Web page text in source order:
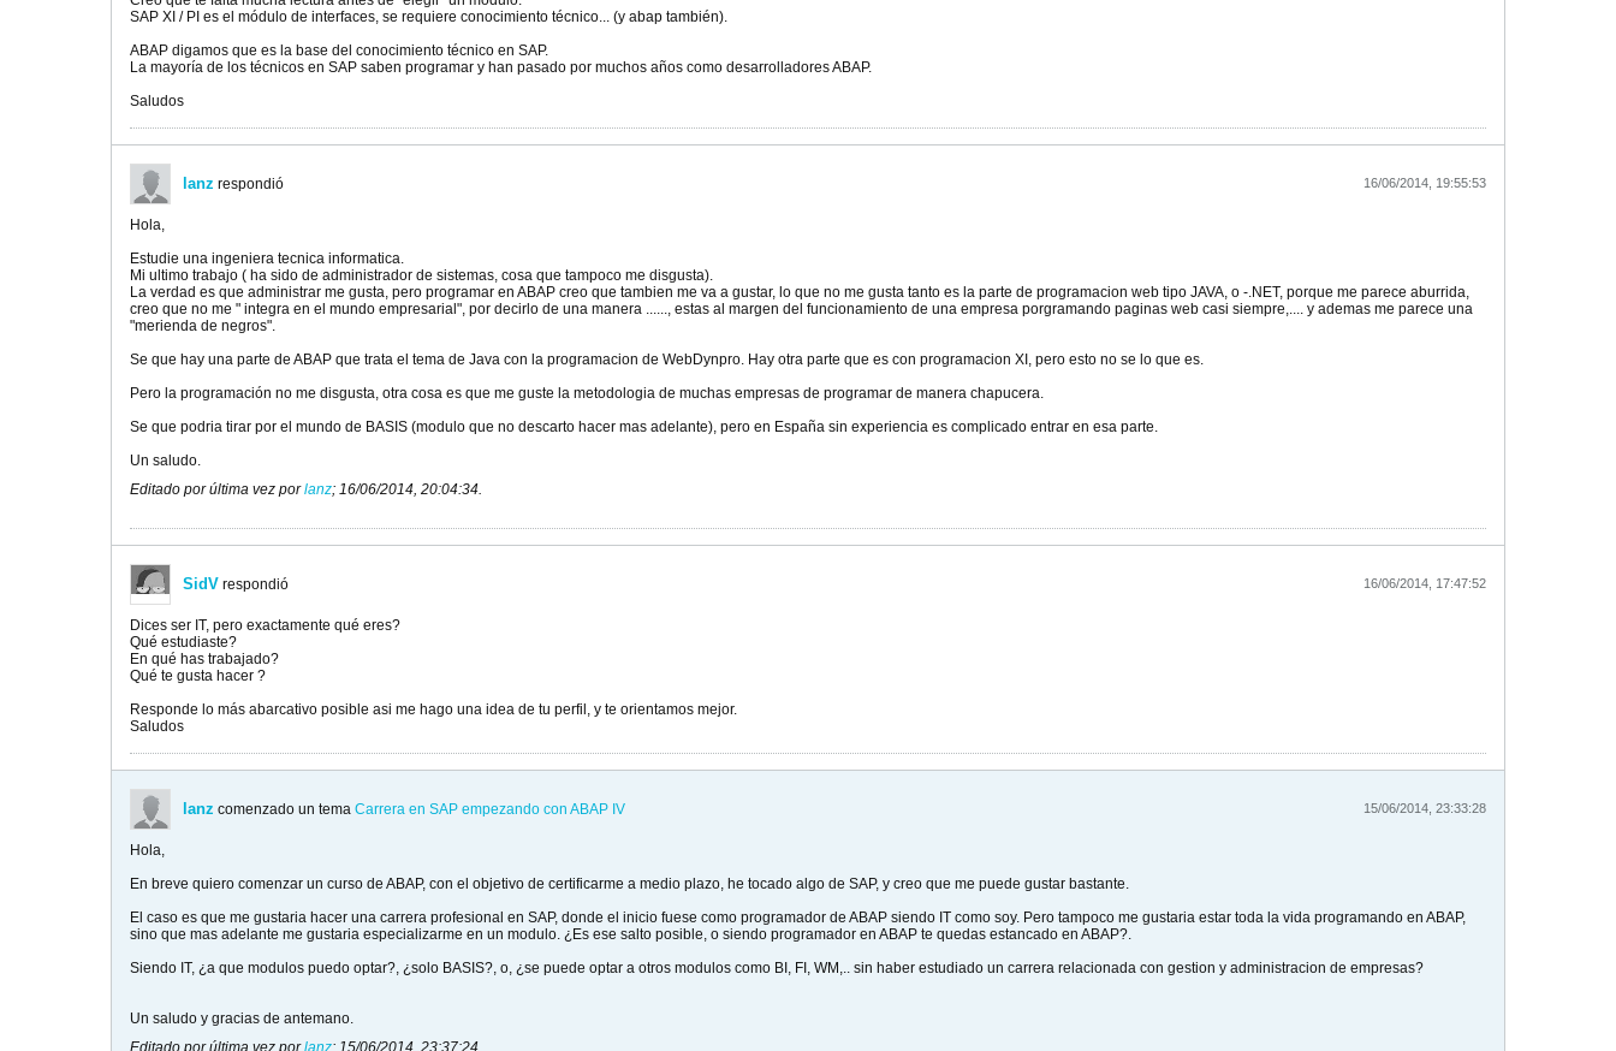
SAP XI / PI es el módulo de interfaces, se requiere conocimiento técnico... (y abap también).
ABAP digamos que es la base del conocimiento técnico en SAP.
La mayoría de los técnicos en SAP saben programar y han pasado por muchos años como desarrolladores ABAP.
Saludos
lanz respondió 16/06/2014, 19:55:53
Hola,
Estudie una ingeniera tecnica informatica.
Mi ultimo trabajo ( ha sido de administrador de sistemas, cosa que tampoco me disgusta).
La verdad es que administrar me gusta, pero programar en ABAP creo que tambien me va a gustar, lo que no me gusta tanto es la parte de programacion web tipo JAVA, o -.NET, porque me parece aburrida,
creo que no me " integra en el mundo empresarial", por decirlo de una manera ......, estas al margen del funcionamiento de una empresa porgramando paginas web casi siempre,.... y ademas me parece una
"merienda de negros".
Se que hay una parte de ABAP que trata el tema de Java con la programacion de WebDynpro. Hay otra parte que es con programacion XI, pero esto no se lo que es.
Pero la programación no me disgusta, otra cosa es que me guste la metodologia de muchas empresas de programar de manera chapucera.
Se que podria tirar por el mundo de BASIS (modulo que no descarto hacer mas adelante), pero en España sin experiencia es complicado entrar en esa parte.
Un saludo.
Editado por última vez porlanz; 16/06/2014, 20:04:34.
SidV respondió 16/06/2014, 17:47:52
Dices ser IT, pero exactamente qué eres?
Qué estudiaste?
En qué has trabajado?
Qué te gusta hacer ?
Responde lo más abarcativo posible asi me hago una idea de tu perfil, y te orientamos mejor.
Saludos
lanz comenzado un tema Carrera en SAP empezando con ABAP IV 15/06/2014, 23:33:28
Hola,
En breve quiero comenzar un curso de ABAP, con el objetivo de certificarme a medio plazo, he tocado algo de SAP, y creo que me puede gustar bastante.
El caso es que me gustaria hacer una carrera profesional en SAP, donde el inicio fuese como programador de ABAP siendo IT como soy. Pero tampoco me gustaria estar toda la vida programando en ABAP,
sino que mas adelante me gustaria especializarme en un modulo. ¿Es ese salto posible, o siendo programador en ABAP te quedas estancado en ABAP?.
Siendo IT, ¿a que modulos puedo optar?, ¿solo BASIS?, o, ¿se puede optar a otros modulos como BI, FI, WM,.. sin haber estudiado un carrera relacionada con gestion y administracion de empresas?
Un saludo y gracias de antemano.
Editado por última vez porlanz; 15/06/2014, 23:37:24